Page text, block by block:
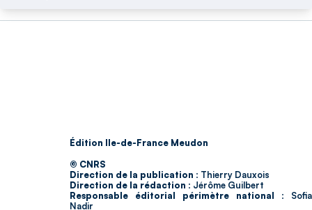
Édition Ile-de-France Meudon
© CNRS
Direction de la publication : Thierry Dauxois
Direction de la rédaction : Jérôme Guilbert
Responsable éditorial périmètre national : Sofia
Nadir